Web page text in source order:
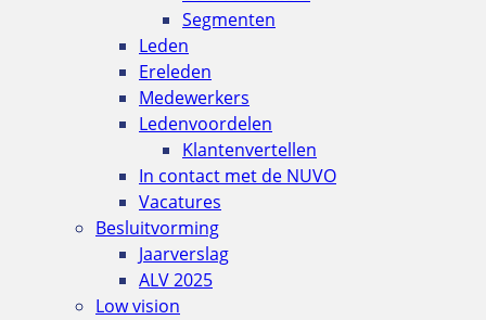
Segmenten
Leden
Ereleden
Medewerkers
Ledenvoordelen
Klantenvertellen
In contact met de NUVO
Vacatures
Besluitvorming
Jaarverslag
ALV 2025
Low vision